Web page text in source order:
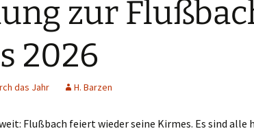
zur
2026
das Jahr H. Barzen
Flußbach feiert wieder seine Kirmes. Es sind alle